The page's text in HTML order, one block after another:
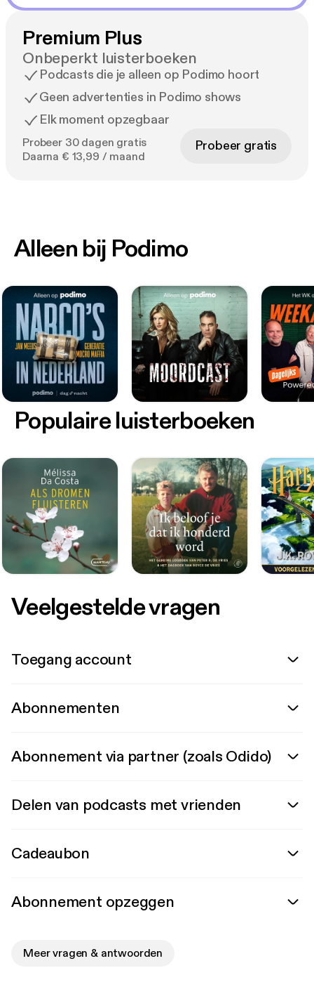
Premium Plus
Onbeperkt luisterboeken
Podcasts die je alleen op Podimo hoort
Geen advertenties in Podimo shows
Elk moment opzegbaar
Probeer 30 dagen gratis
Daarna € 13,99 / maand
Probeer gratis
Alleen bij Podimo
Populaire luisterboeken
Veelgestelde vragen
Toegang account
Abonnementen
Abonnement via partner (zoals Odido)
Delen van podcasts met vrienden
Cadeaubon
Abonnement opzeggen
Meer vragen & antwoorden